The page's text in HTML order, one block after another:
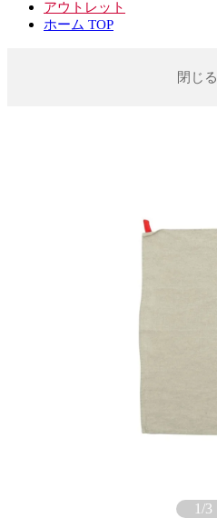
アウトレット
ホーム TOP
閉じる
1/3